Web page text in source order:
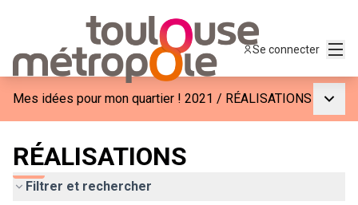
Se connecter
Mes idées pour mon quartier ! 2021 / RÉALISATIONS
RÉALISATIONS
Filtrer et rechercher